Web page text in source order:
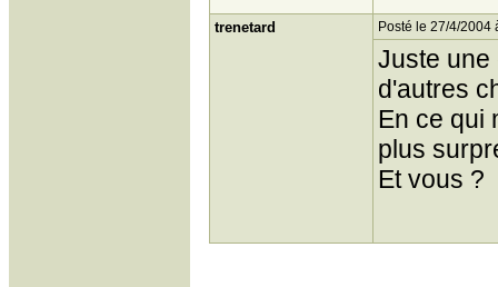
trenetard Posté le 27/4/2004
Juste une
d'autres
En ce qui
plus
Et vous ?